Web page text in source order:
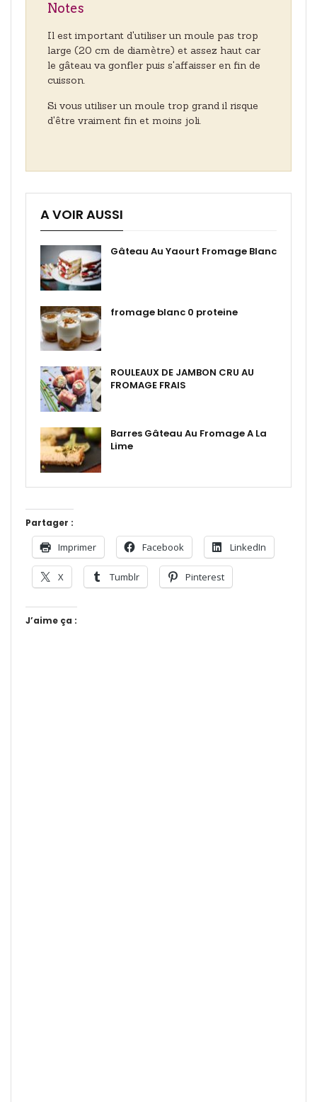
Notes
Il est important d'utiliser un moule pas trop
large (20 cm de diamètre) et assez haut car
le gâteau va gonfler puis s'affaisser en fin de
cuisson.
Si vous utiliser un moule trop grand il risque
d'être vraiment fin et moins joli.
A VOIR AUSSI
Gâteau Au Yaourt Fromage Blanc
fromage blanc 0 proteine
ROULEAUX DE JAMBON CRU AU
FROMAGE FRAIS
Barres Gâteau Au Fromage A La
Lime
Partager :
Imprimer Facebook LinkedIn
X Tumblr Pinterest
J’aime ça :